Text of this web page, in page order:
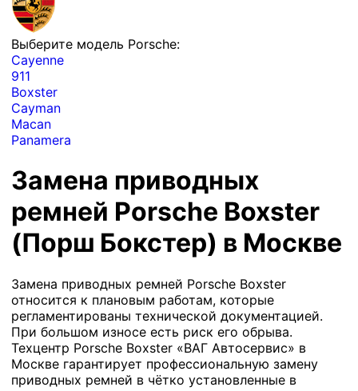
Выберите модель Porsche:
Cayenne
911
Boxster
Cayman
Macan
Panamera
Замена приводных
ремней Porsche Boxster
(Порш Бокстер) в Москве
Замена приводных ремней Porsche Boxster
относится к плановым работам, которые
регламентированы технической документацией.
При большом износе есть риск его обрыва.
Техцентр Porsche Boxster «ВАГ Автосервис» в
Москве гарантирует профессиональную замену
приводных ремней в чётко установленные в